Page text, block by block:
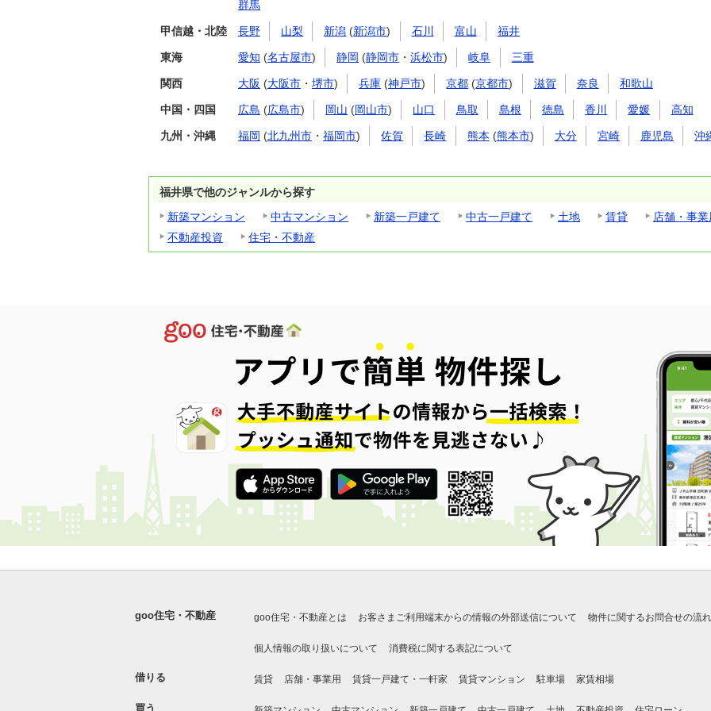
群馬
甲信越・北陸 長野 山梨 新潟 (新潟市) 石川 富山 福井
東海 愛知 (名古屋市) 静岡 (静岡市 ・浜松市) 岐阜 三重
関西 大阪 (大阪市 ・ 堺市) 兵庫 (神戸市) 京都 (京都市) 滋賀 奈良 和歌山
中国・四国 広島 (広島市) 岡山 (岡山市) 山口 鳥取 島根 徳島 香川 愛媛 高知
九州・沖縄 福岡 (北九州市 ・ 福岡市) 佐賀 長崎 熊本 (熊本市) 大分 宮崎 鹿児島 沖
福井県で他のジャンルから探す
新築マンション
中古マンション 新築一戸建て 中古一戸建て 土地 賃貸
店舗・事業
不動産投資
住宅・不動産
goo住宅・不動産 goo住宅・不動産とは お客さまご利用端末からの情報の外部送信について 物件に関するお問合せの流れ
個人情報の取り扱いについて 消費税に関する表記について
借りる 賃貸 店舗・事業用 賃貸一戸建て・一軒家 賃貸マンション 駐車場 家賃相場
買う